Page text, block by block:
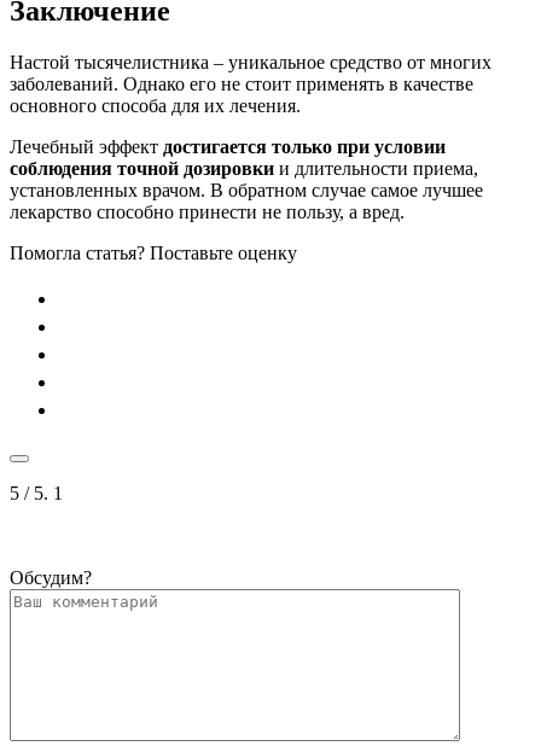
Заключение
Настой тысячелистника – уникальное средство от многих
заболеваний. Однако его не стоит применять в качестве
основного способа для их лечения.
Лечебный эффект достигается только при условии
соблюдения точной дозировки и длительности приема,
установленных врачом. В обратном случае самое лучшее
лекарство способно принести не пользу, а вред.
Помогла статья? Поставьте оценку
5 / 5. 1
Обсудим?